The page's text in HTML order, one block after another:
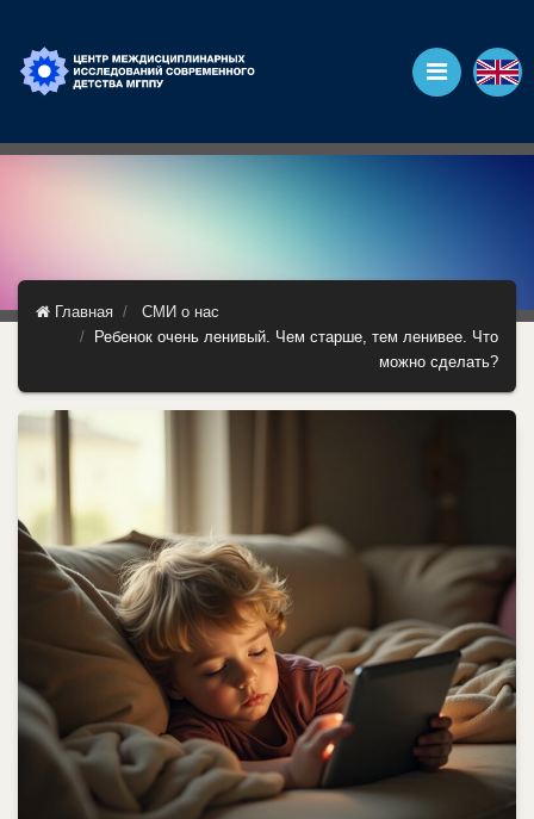
Главная
СМИ о нас
Ребенок очень ленивый. Чем старше, тем ленивее. Что
можно сделать?